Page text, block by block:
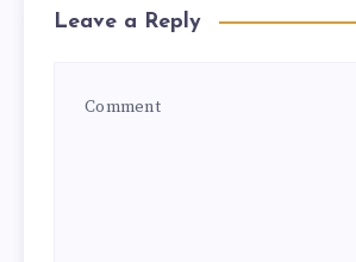
Leave a Reply